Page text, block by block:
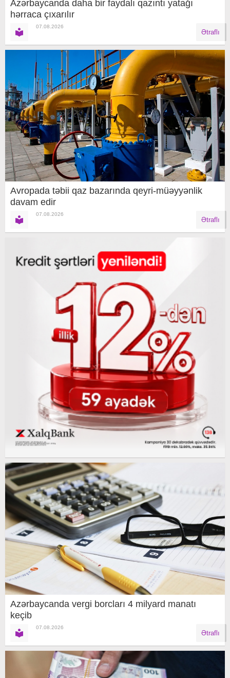
Azərbaycanda daha bir faydalı qazıntı yatağı
hərraca çıxarılır
07.08.2026
Ətraflı
Avropada təbii qaz bazarında qeyri-müəyyənlik
davam edir
07.08.2026
Ətraflı
Azərbaycanda vergi borcları 4 milyard manatı
keçib
07.08.2026
Ətraflı